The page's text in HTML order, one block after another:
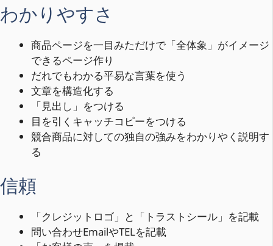
わかりやすさ
商品ページを一目みただけで「全体象」がイメージ
できるページ作り
だれでもわかる平易な言葉を使う
文章を構造化する
「見出し」をつける
目を引くキャッチコピーをつける
競合商品に対しての独自の強みをわかりやく説明す
る
信頼
「クレジットロゴ」と「トラストシール」を記載
問い合わせEmailやTELを記載